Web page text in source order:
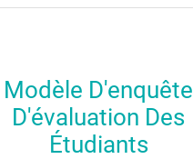
Modèle D'enquête
D'évaluation Des
Étudiants